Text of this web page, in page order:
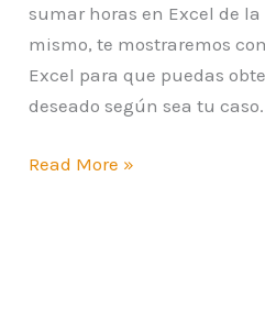
sumar horas en Excel de
mismo, te mostraremos
Excel para que puedas
deseado según sea tu caso.
Read More »